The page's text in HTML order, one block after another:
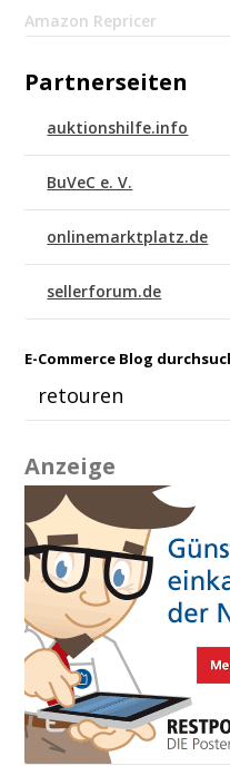
Amazon Repricer
Partnerseiten
auktionshilfe.info
BuVeC e. V.
onlinemarktplatz.de
sellerforum.de
E-Commerce Blog
Anzeige